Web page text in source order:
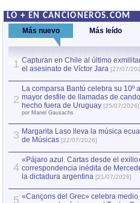
LO + EN CANCIONEROS.COM
Más nuevo Más leído
1 Capturan en Chile al último
el asesinato de Víctor Jara [27/07/
2
La comparsa Bantú celebra su 10º
mayor desfile de llamadas de
hecho fuera de Uruguay [25/07/2026]
por Manel Gausachs
3 Margarita Laso lleva la música
de Músicas [22/07/2026]
4
«Pájaro azul. Cartas desde el
correspondencia inédita de
la dictadura argentina [21/07/2026]
5 «Cançons del Grec» celebra